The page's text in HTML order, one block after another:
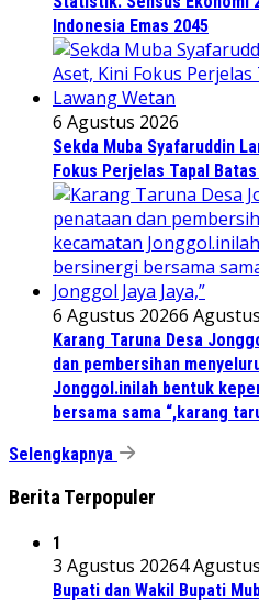
Indonesia Emas 2045
6 Agustus 2026
Sekda Muba Syafaruddin
Fokus Perjelas Tapal
6 Agustus 20266
Karang Taruna Desa
dan pembersihan
Jonggol.inilah bentuk
bersama sama “,karang
Selengkapnya
Berita Terpopuler
1
3 Agustus 20264
Bupati dan Wakil Bupati